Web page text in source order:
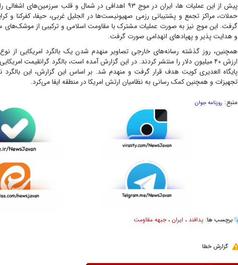
پیش از این عملیات ها، ایران در موج ۹۳ اهدافی در شمال و قلب
حملات، مراکز تجمع و پشتیبانی رزمی صهیونیست‌ها در الجلیل غربی، حیفا، کفرکنا و
گرفت. این موج نیز به صورت عملیات مشترک با مقاومت اسلامی و ترکیبی از موشک‌های
و هدایت پذیر و پهپاد‌های انهدامی صورت گرفت.
ارزش ۴۰ میلیون دلار را منتشر کردند. در این گزارش آمده است، بالگرد گرانقیمت
پایگاه العدیری کویت هدف قرار گرفت و منهدم شد. بر اساس این گزارش، این بالگرد
تجهیزات و همچنین کمک رسانی به نظامیان ارتش امریکا در منطقه ایفا می‌کرد.
منبع: روزنامه جوان
برچسب ها: پدافند ، ایران ،جبهه مقاومت
گزارش خطا